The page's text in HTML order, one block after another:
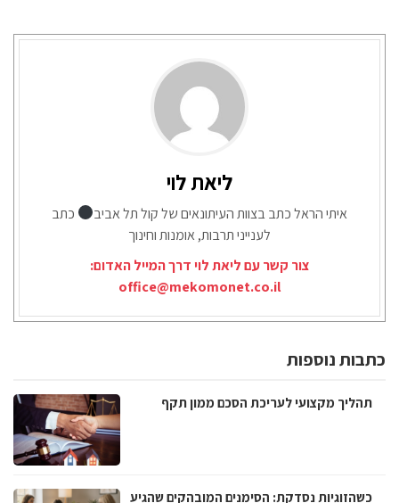
ליאת לוי
איתי הראל כתב בצוות העיתונאים של קול תל אביב
כתב
לענייני תרבות, אומנות וחינוך
צור קשר עם ליאת לוי דרך המייל האדום:
office@mekomonet.co.il
כתבות נוספות
תהליך מקצועי לעריכת הסכם ממון תקף
כשהזוגיות נסדקת: הסימנים המובהקים שהגיע